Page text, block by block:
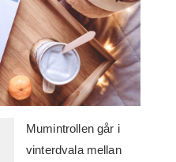
Mumintrollen går i
vinterdvala mellan